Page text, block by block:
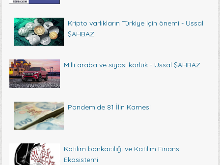
Kripto varlıkların Türkiye için önemi - Ussal
ŞAHBAZ
Milli araba ve siyasi körlük - Ussal ŞAHBAZ
Pandemide 81 İlin Karnesi
Katılım bankacılığı ve Katılım Finans
Ekosistemi